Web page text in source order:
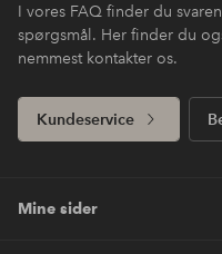
I vores FAQ finder du
spørgsmål. Her finder du
nemmest kontakter os.
Kundeservice
Mine sider